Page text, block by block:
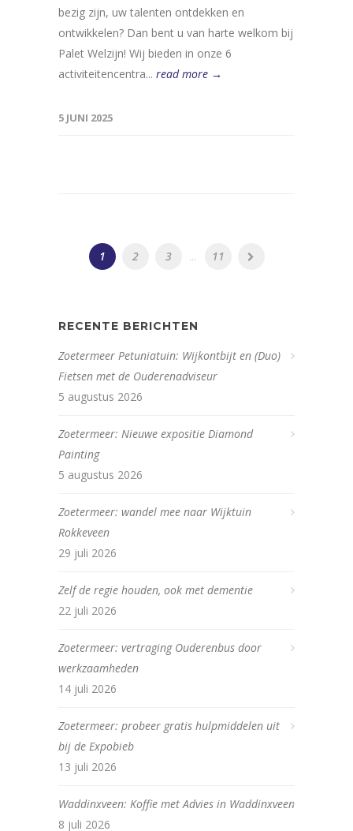
bezig zijn, uw talenten ontdekken en
ontwikkelen? Dan bent u van harte welkom bij
Palet Welzijn! Wij bieden in onze 6
activiteitencentra... read more →
5 JUNI 2025
1 2 3 ... 11
RECENTE BERICHTEN
Zoetermeer Petuniatuin: Wijkontbijt en (Duo)
Fietsen met de Ouderenadviseur
5 augustus 2026
Zoetermeer: Nieuwe expositie Diamond
Painting
5 augustus 2026
Zoetermeer: wandel mee naar Wijktuin
Rokkeveen
29 juli 2026
Zelf de regie houden, ook met dementie
22 juli 2026
Zoetermeer: vertraging Ouderenbus door
werkzaamheden
14 juli 2026
Zoetermeer: probeer gratis hulpmiddelen uit
bij de Expobieb
13 juli 2026
Waddinxveen: Koffie met Advies in Waddinxveen
8 juli 2026